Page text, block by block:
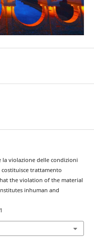
la violazione delle condizioni
trattamento
the violation of the material
inhuman and